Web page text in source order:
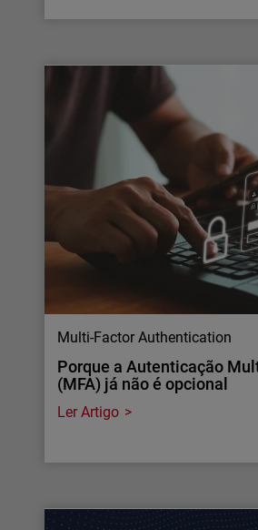
Multi-Factor Authentication
Porque a Autenticação
(MFA) já não é opcional
Ler Artigo